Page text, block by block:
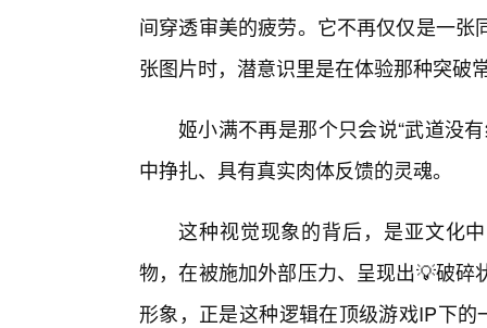
间穿透审美的疲劳。它不再仅仅是一
张图片时，潜意识里是在体验那种突破
姬小满不再是那个只会说“武道没
中挣扎、具有真实肉体反馈的灵魂。
这种视觉现象的背后，是亚文化
物，在被施加外部压力、呈现出💡破
形象，正是这种逻辑在顶级游戏IP下的